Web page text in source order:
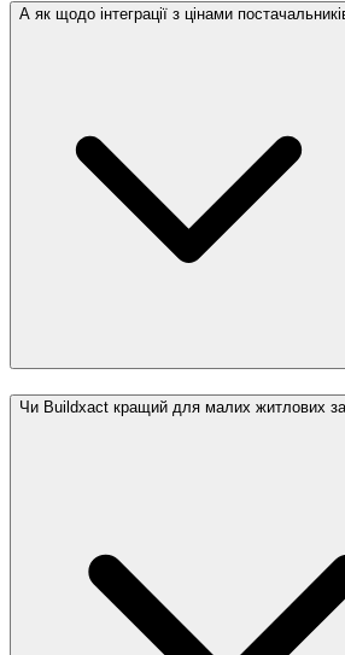
А як щодо інтеграції з цінами
Чи Buildxact кращий для малих житлових